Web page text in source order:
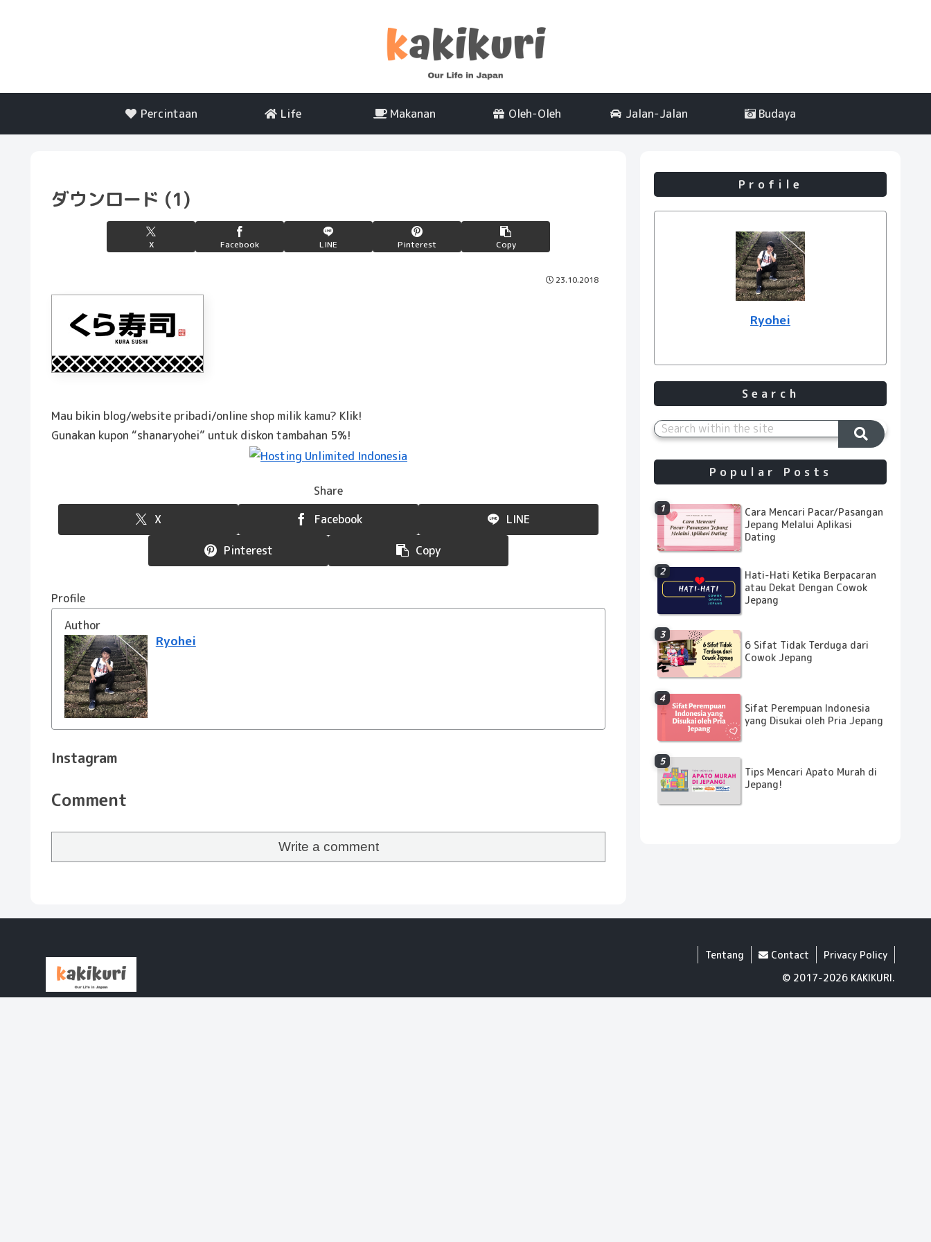
Percintaan Life Makanan Oleh-Oleh Jalan-Jalan Budaya
ダウンロード (1)
X Facebook LINE Pinterest Copy
23.10.2018
Mau bikin blog/website pribadi/online shop milik kamu? Klik!
Gunakan kupon “shanaryohei” untuk diskon tambahan 5%!
Share
X
Facebook LINE
Pinterest Copy
Profile
Author
Ryohei
Instagram
Comment
Write a comment
Profile
Ryohei
Search
Popular Posts
Cara Mencari Pacar/Pasangan
Jepang Melalui Aplikasi
Dating
Hati-Hati Ketika Berpacaran
atau Dekat Dengan Cowok
Jepang
6 Sifat Tidak Terduga dari
Cowok Jepang
Sifat Perempuan Indonesia
yang Disukai oleh Pria Jepang
Tips Mencari Apato Murah di
Jepang!
Tentang Contact
Privacy Policy
© 2017-2026 KAKIKURI.